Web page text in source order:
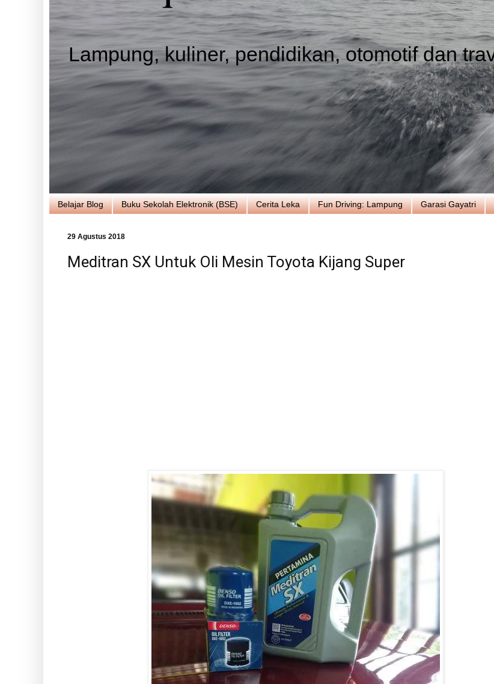
Lampung, kuliner, pendidikan, otomotif dan
Belajar Blog Buku Sekolah Elektronik (BSE) Cerita Leka Fun Driving: Lampung Garasi Gayatri
29 Agustus 2018
Meditran SX Untuk Oli Mesin Toyota Kijang Super